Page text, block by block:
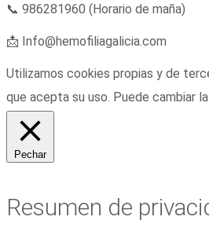
📞 986281960 (Horario de maña)
📩 Info@hemofiliagalicia.com
Utilizamos cookies propias y de
que acepta su uso. Puede cambiar
Pechar
Resumen de